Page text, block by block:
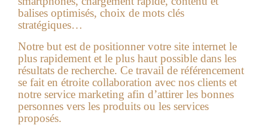
balises optimisés, choix de mots clés
stratégiques…
Notre but est de positionner votre site internet le
plus rapidement et le plus haut possible dans les
résultats de recherche. Ce travail de référencement
se fait en étroite collaboration avec nos clients et
notre service marketing afin d’attirer les bonnes
personnes vers les produits ou les services
proposés.